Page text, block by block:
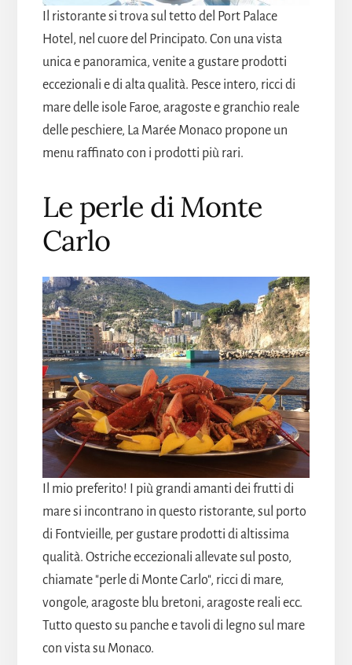
Il ristorante si trova sul tetto del Port Palace
Hotel, nel cuore del Principato. Con una vista
unica e panoramica, venite a gustare prodotti
eccezionali e di alta qualità. Pesce intero, ricci di
mare delle isole Faroe, aragoste e granchio reale
delle peschiere, La Marée Monaco propone un
menu raffinato con i prodotti più rari.
Le perle di Monte
Carlo
Il mio preferito! I più grandi amanti dei frutti di
mare si incontrano in questo ristorante, sul porto
di Fontvieille, per gustare prodotti di altissima
qualità. Ostriche eccezionali allevate sul posto,
chiamate "perle di Monte Carlo", ricci di mare,
vongole, aragoste blu bretoni, aragoste reali ecc.
Tutto questo su panche e tavoli di legno sul mare
con vista su Monaco.